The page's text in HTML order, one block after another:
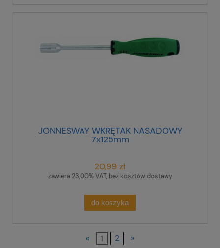
JONNESWAY WKRĘTAK NASADOWY
7x125mm
20,99 zł
zawiera 23,00% VAT, bez kosztów dostawy
do koszyka
« 1 2 »